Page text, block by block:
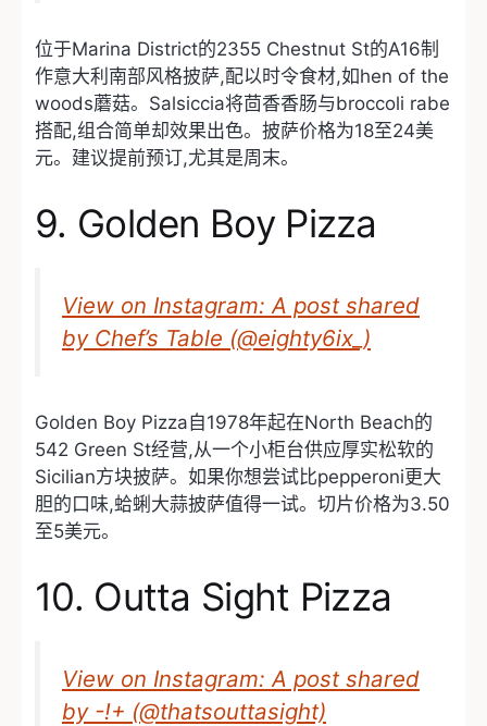
位于Marina District的2355 Chestnut St的A16制
作意大利南部风格披萨,配以时令食材,如hen of the
woods蘑菇。Salsiccia将茴香香肠与broccoli rabe
搭配,组合简单却效果出色。披萨价格为18至24美
元。建议提前预订,尤其是周末。
9. Golden Boy Pizza
View on Instagram: A post shared
by Chef’s Table (@eighty6ix_)
Golden Boy Pizza自1978年起在North Beach的
542 Green St经营,从一个小柜台供应厚实松软的
Sicilian方块披萨。如果你想尝试比pepperoni更大
胆的口味,蛤蜊大蒜披萨值得一试。切片价格为3.50
至5美元。
10. Outta Sight Pizza
View on Instagram: A post shared
by -!+ (@thatsouttasight)